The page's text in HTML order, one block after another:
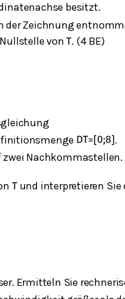
besitzt.
der Zeichnung
Nullstelle vonT. (4 BE)
DT=[0;8] .
zwei Nachkommastellen.
Tund interpretieren Sie
Ermitteln Sie